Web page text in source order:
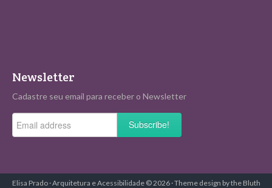
Newsletter
Cadastre seu email para receber o Newsletter
Subscribe!
Elisa Prado · Arquitetura e Acessibilidade © 2026 · Theme design by the Bluth